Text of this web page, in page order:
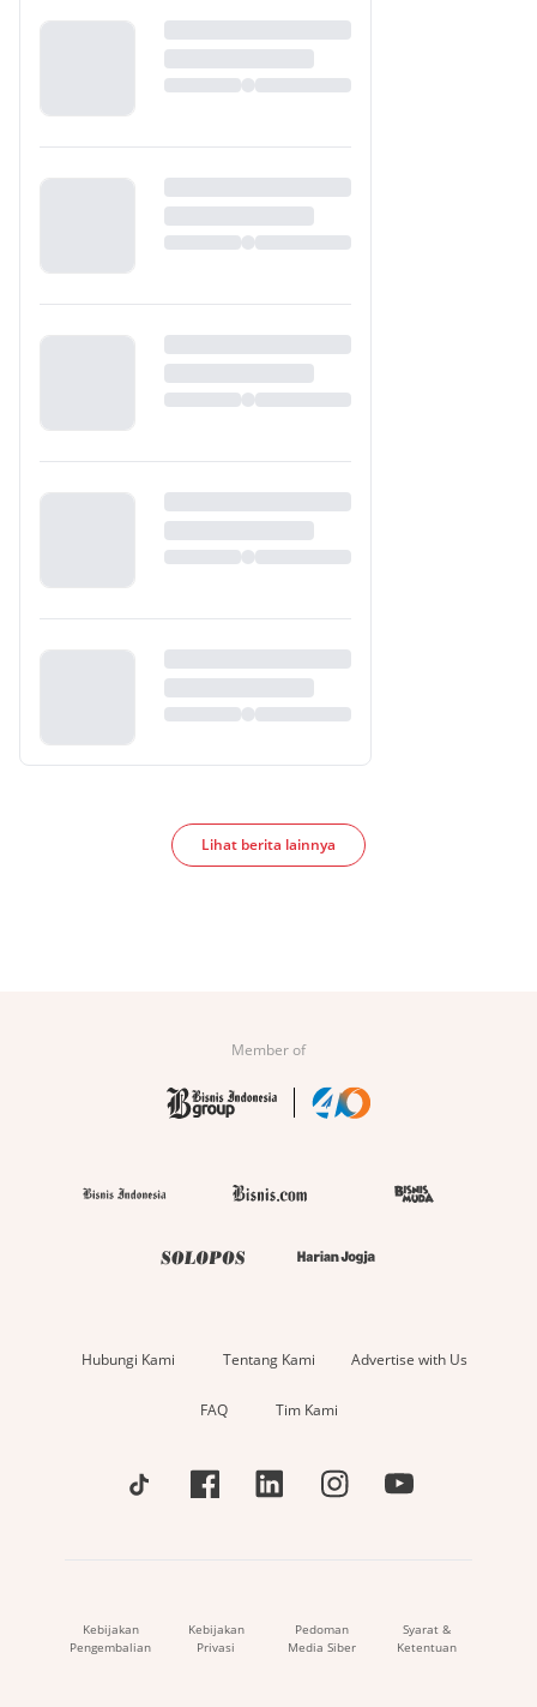
Lihat berita lainnya
Member of
Hubungi Kami Tentang Kami Advertise with Us
FAQ Tim Kami
Kebijakan
Pengembalian
Kebijakan
Privasi
Pedoman
Media Siber
Syarat &
Ketentuan